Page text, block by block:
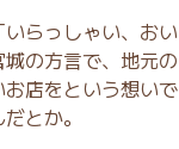
いらっしゃい、おい
の方言で、地元の
店をという想いで
とか。